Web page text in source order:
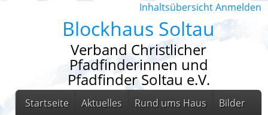
InhaltsübersichtAnmelden
Blockhaus Soltau
Verband Christlicher
Pfadfinderinnen und
Pfadfinder Soltau e.V.
Startseite Aktuelles Rund ums Haus Bilder